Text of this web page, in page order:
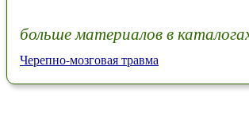
больше материалов в
Черепно-мозговая травма